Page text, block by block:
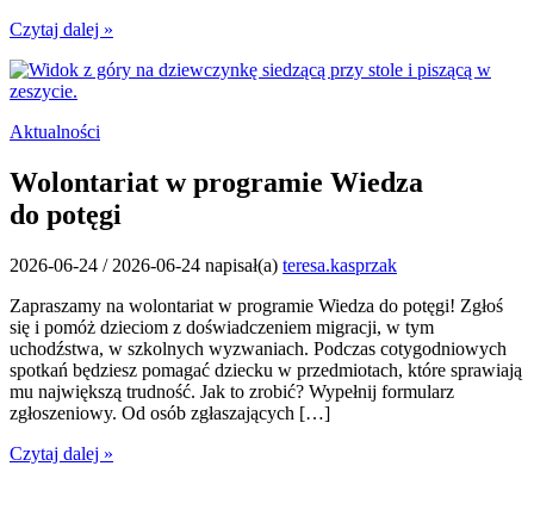
Czytaj dalej »
Aktualności
Wolontariat w programie Wiedza
do potęgi
2026-06-24 / 2026-06-24 napisał(a) teresa.kasprzak
Zapraszamy na wolontariat w programie Wiedza do potęgi! Zgłoś
się i pomóż dzieciom z doświadczeniem migracji, w tym
uchodźstwa, w szkolnych wyzwaniach. Podczas cotygodniowych
spotkań będziesz pomagać dziecku w przedmiotach, które sprawiają
mu największą trudność. Jak to zrobić? Wypełnij formularz
zgłoszeniowy. Od osób zgłaszających […]
Czytaj dalej »